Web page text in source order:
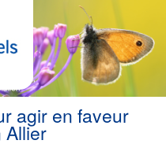
agir en faveur
Allier